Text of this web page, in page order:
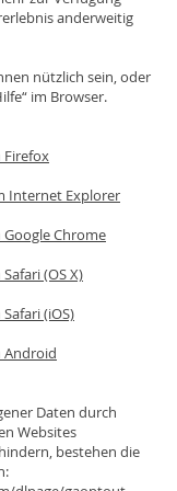
anderweitig
nützlich sein, oder
im Browser.
Firefox
Internet Explorer
Chrome
(OS X)
(iOS)
Android
Daten durch
Websites
bestehen die